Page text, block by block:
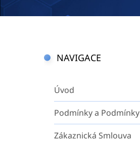
NAVIGACE
Úvod
Podmínky a Podmínky
Zákaznická Smlouva